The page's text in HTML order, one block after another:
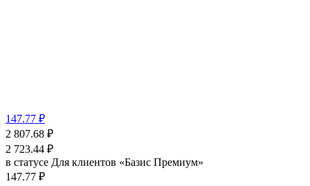
147.77 ₽
2 807.68 ₽
2 723.44 ₽
в статусе Для клиентов «Базис Премиум»
147.77 ₽